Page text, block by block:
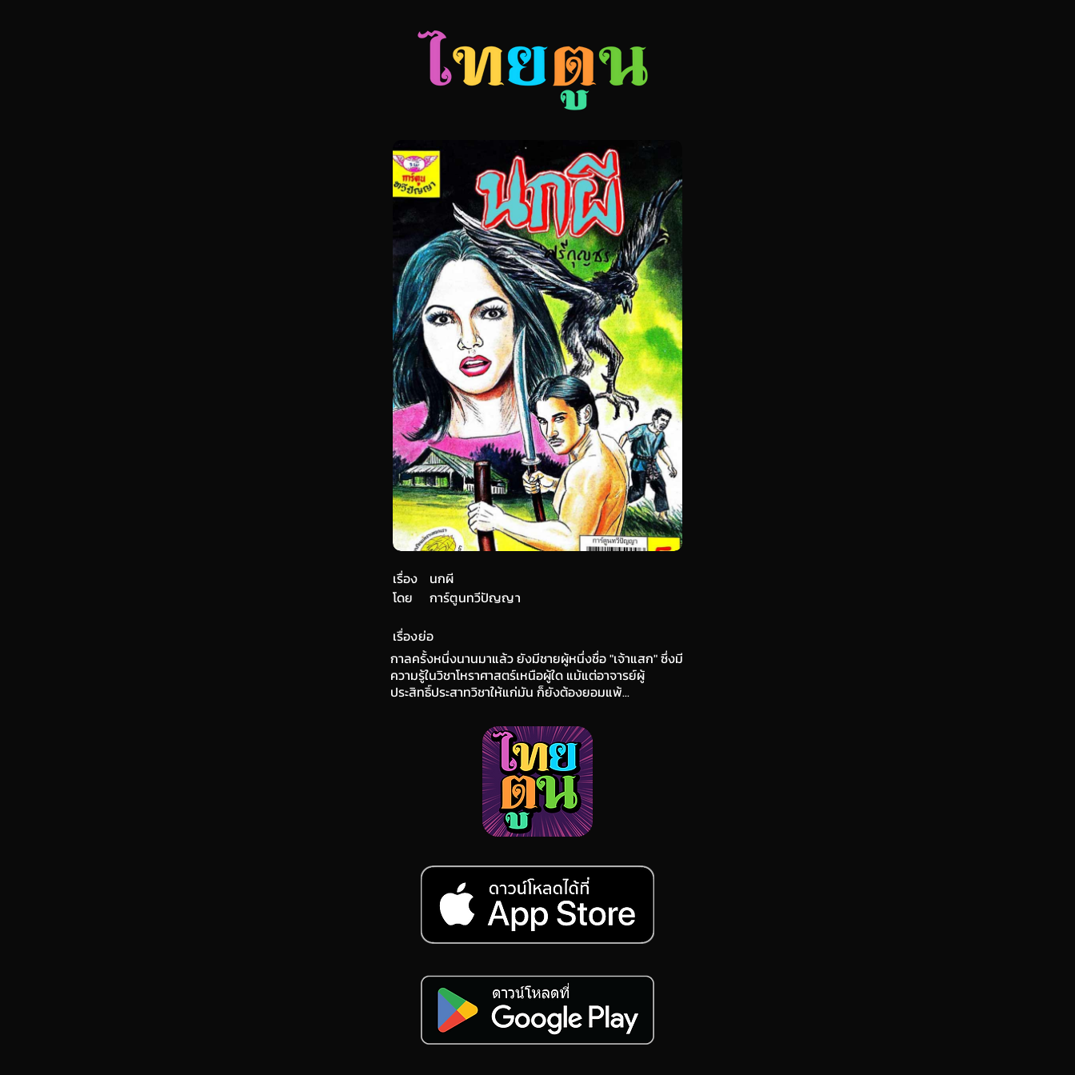
เรื่อง
โดย
นกผี
การ์ตูนทวีปัญญา
เรื่องย่อ
กาลครั้งหนึ่งนานมาแล้ว ยังมีชายผู้หนึ่งชื่อ "เจ้าแสก" ซึ่งมี
ความรู้ในวิชาโหราศาสตร์เหนือผู้ใด แม้แต่อาจารย์ผู้
ประสิทธิ์ประสาทวิชาให้แก่มัน ก็ยังต้องยอมแพ้...